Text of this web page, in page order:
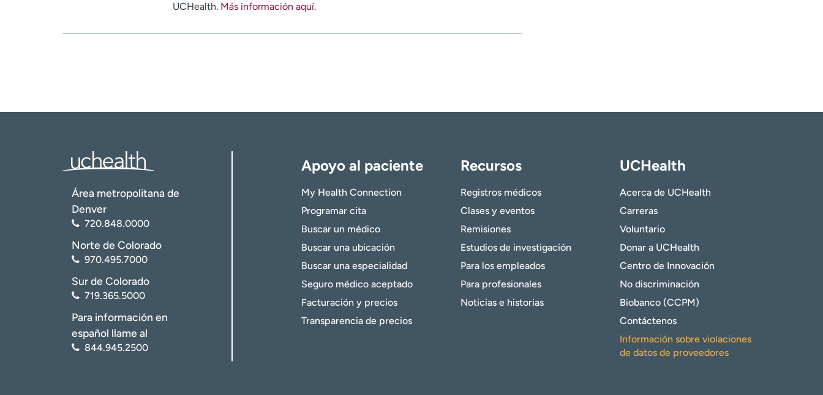
UCHealth. Más información aquí.
Área metropolitana de
Denver
720.848.0000
Norte de Colorado
970.495.7000
Sur de Colorado
719.365.5000
Para información en
español llame al
844.945.2500
Apoyo al paciente
My Health Connection
Programar cita
Buscar un médico
Buscar una ubicación
Buscar una especialidad
Seguro médico aceptado
Facturación y precios
Transparencia de precios
Recursos
Registros médicos
Clases y eventos
Remisiones
Estudios de investigación
Para los empleados
Para profesionales
Noticias e historias
UCHealth
Acerca de UCHealth
Carreras
Voluntario
Donar a UCHealth
Centro de Innovación
No discriminación
Biobanco (CCPM)
Contáctenos
Información sobre violaciones
de datos de proveedores